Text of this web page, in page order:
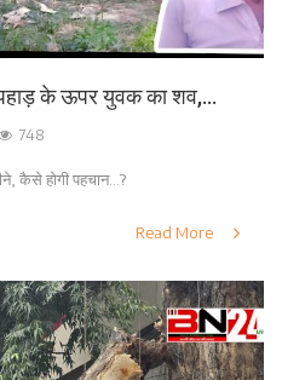
के ऊपर युवक का शव,...
748
कैसे होगी पहचान...?
Read More